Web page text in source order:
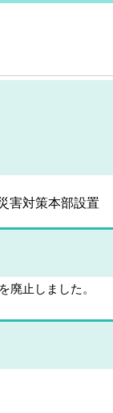
害対策本部設置
廃止しました。